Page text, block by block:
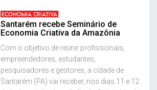
ECONOMIA CRIATIVA
Santarém recebe Seminário de
Economia Criativa da Amazônia
Com o objetivo de reunir profissionais,
empreendedores, estudantes,
pesquisadores e gestores, a cidade de
Santarém (PA) vai receber, nos dias 11 e 12